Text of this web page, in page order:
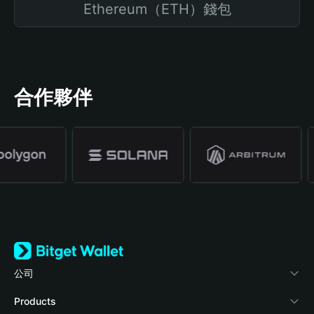
Ethereum（ETH）錢包
合作夥伴
公司
關於 Bitget Wallet
Products